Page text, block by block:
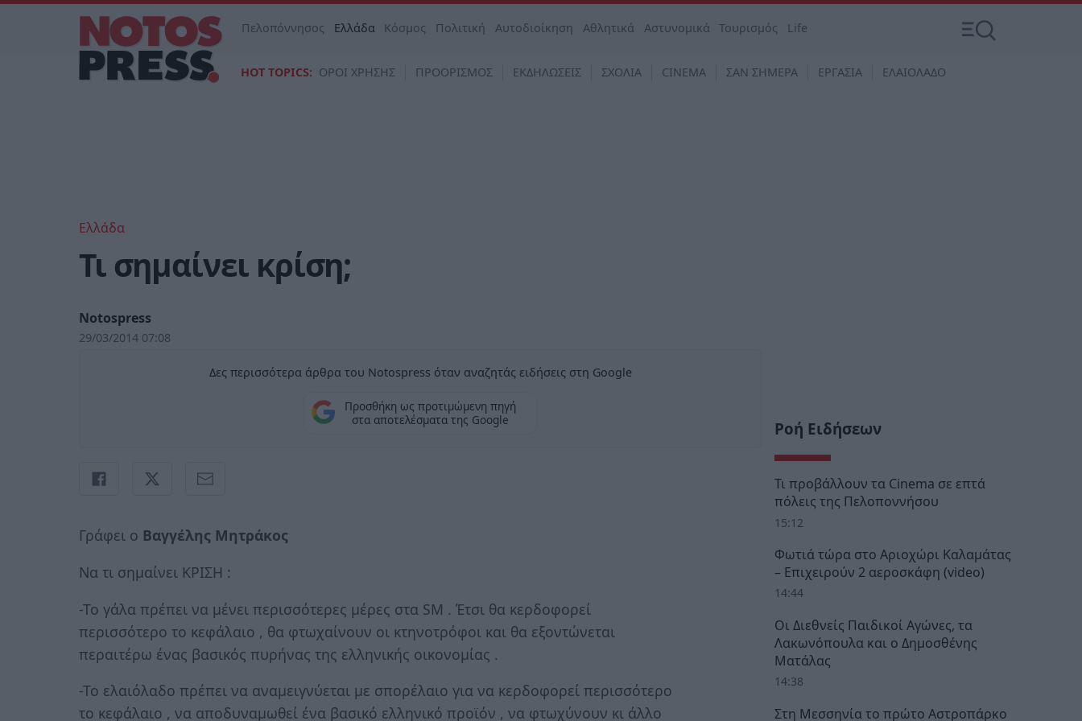
Πελοπόννησος Ελλάδα Κόσμος Πολιτική Αυτοδιοίκηση Αθλητικά Αστυνομικά Τουρισμός Life
HOT TOPICS: ΟΡΟΙ ΧΡΗΣΗΣ ΠΡΟΟΡΙΣΜΟΣ ΕΚΔΗΛΩΣΕΙΣ ΣΧΟΛΙΑ CINEMA ΣΑΝ ΣΗΜΕΡΑ ΕΡΓΑΣΙΑ ΕΛΑΙΟΛΑΔΟ
Ελλάδα
Τι σημαίνει κρίση;
Notospress
29/03/2014 07:08
Δες περισσότερα άρθρα του Notospress όταν αναζητάς ειδήσεις στη Google
Προσθήκη ως προτιμώμενη πηγή
στα αποτελέσματα της Google
Γράφει ο Βαγγέλης Μητράκος
Να τι σημαίνει ΚΡΙΣΗ :
-Το γάλα πρέπει να μένει περισσότερες μέρες στα SM . Έτσι θα κερδοφορεί
περισσότερο το κεφάλαιο , θα φτωχαίνουν οι κτηνοτρόφοι και θα εξοντώνεται
περαιτέρω ένας βασικός πυρήνας της ελληνικής οικονομίας .
-Το ελαιόλαδο πρέπει να αναμειγνύεται με σπορέλαιο για να κερδοφορεί περισσότερο
το κεφάλαιο , να αποδυναμωθεί ένα βασικό ελληνικό προϊόν , να φτωχύνουν κι άλλο
Ροή Ειδήσεων
Τι προβάλλουν τα Cinema σε επτά
πόλεις της Πελοποννήσου
15:12
Φωτιά τώρα στο Αριοχώρι Καλαμάτας
– Επιχειρούν 2 αεροσκάφη (video)
14:44
Οι Διεθνείς Παιδικοί Αγώνες, τα
Λακωνόπουλα και ο Δημοσθένης
Ματάλας
14:38
Στη Μεσσηνία το πρώτο Αστροπάρκο